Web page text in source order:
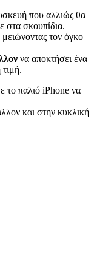
που αλλιώς θα
στα σκουπίδια.
μειώνοντας τον όγκο
να αποκτήσει ένα
παλιό iPhone να
και στην κυκλική